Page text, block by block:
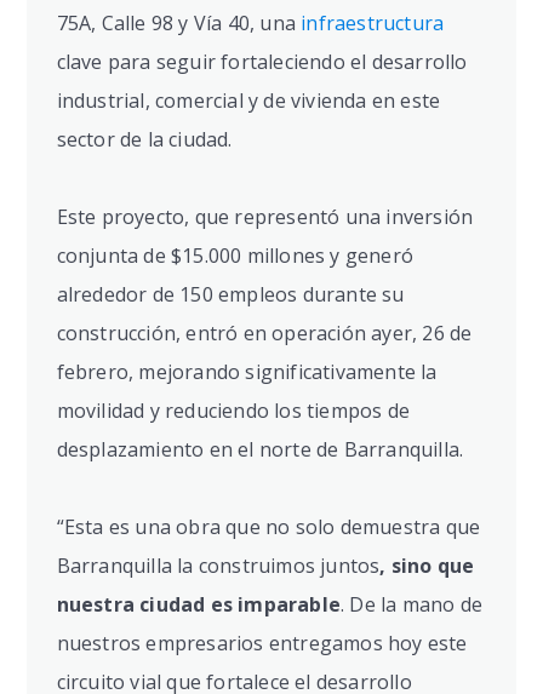
75A, Calle 98 y Vía 40, una infraestructura
clave para seguir fortaleciendo el desarrollo
industrial, comercial y de vivienda en este
sector de la ciudad.
Este proyecto, que representó una inversión
conjunta de $15.000 millones y generó
alrededor de 150 empleos durante su
construcción, entró en operación ayer, 26 de
febrero, mejorando significativamente la
movilidad y reduciendo los tiempos de
desplazamiento en el norte de Barranquilla.
“Esta es una obra que no solo demuestra que
Barranquilla la construimos juntos, sino que
nuestra ciudad es imparable. De la mano de
nuestros empresarios entregamos hoy este
circuito vial que fortalece el desarrollo